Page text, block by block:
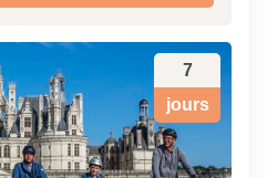
7
jours